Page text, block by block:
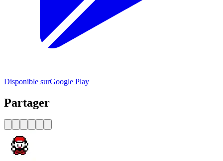
Disponible surGoogle Play
Partager